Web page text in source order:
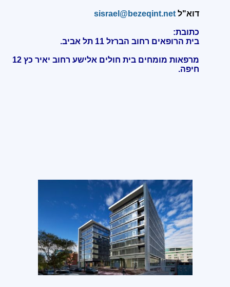
דוא"לsisrael@bezeqint.net
כתובת:
בית הרופאים רחוב הברזל 11 תל אביב.
מרפאות מומחים בית חולים אלישע רחוב יאיר כץ 12
חיפה.